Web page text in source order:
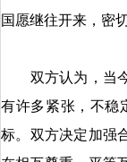
国愿继往开来，密
双方认为，当今
有许多紧张，不稳
标。双方决定加强